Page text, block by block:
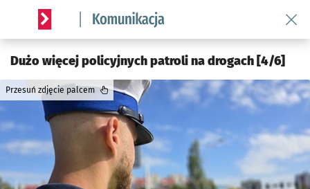
Serwis informacyjny wroclaw.pl podserwis: Komunikacja
Dużo więcej policyjnych patroli na drogach [4/6]
Przesuń zdjęcie palcem